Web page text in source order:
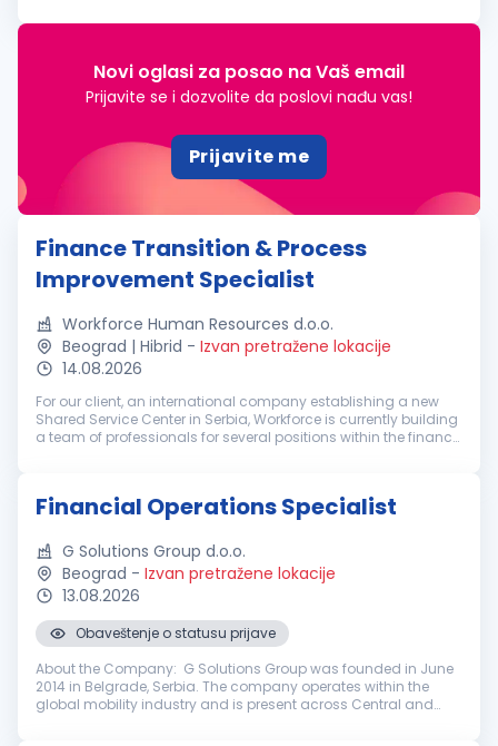
an ambitious, ...
Novi oglasi za posao na Vaš email
Prijavite se i dozvolite da poslovi nađu vas!
Prijavite me
Finance Transition & Process
Improvement Specialist
Workforce Human Resources d.o.o.
Beograd | Hibrid - Izvan pretražene lokacije
14.08.2026
For our client, an international company establishing a new
Shared Service Center in Serbia, Workforce is currently building
a team of professionals for several positions within the finance
Financial Operations Specialist
G Solutions Group d.o.o.
Beograd - Izvan pretražene lokacije
13.08.2026
Obaveštenje o statusu prijave
About the Company: G Solutions Group was founded in June
2014 in Belgrade, Serbia. The company operates within the
global mobility industry and is present across Central and